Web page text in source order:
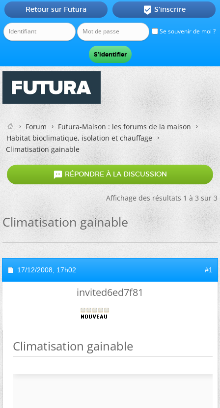
Se souvenir de moi ?
Retour sur Futura  S'inscrire
Forum
Futura-Maison : les forums de la maison
Habitat bioclimatique, isolation et chauffage
Climatisation gainable
 RÉPONDRE À LA DISCUSSION
Affichage des résultats 1 à 3 sur 3
Climatisation gainable
17/12/2008, 17h02 #1
invited6ed7f81
Climatisation gainable